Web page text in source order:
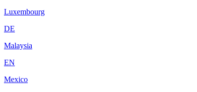
Luxembourg
DE
Malaysia
EN
Mexico